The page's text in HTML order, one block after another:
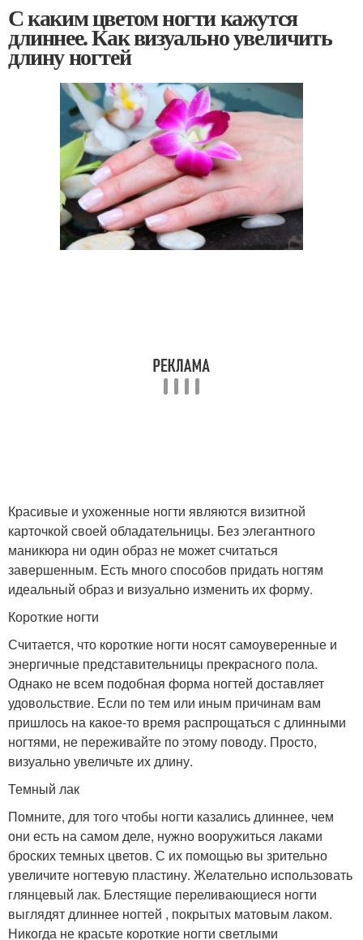
С каким цветом ногти кажутся
длиннее. Как визуально увеличить
длину ногтей
Красивые и ухоженные ногти являются визитной
карточкой своей обладательницы. Без элегантного
маникюра ни один образ не может считаться
завершенным. Есть много способов придать ногтям
идеальный образ и визуально изменить их форму.
Короткие ногти
Считается, что короткие ногти носят самоуверенные и
энергичные представительницы прекрасного пола.
Однако не всем подобная форма ногтей доставляет
удовольствие. Если по тем или иным причинам вам
пришлось на какое-то время распрощаться с длинными
ногтями, не переживайте по этому поводу. Просто,
визуально увеличьте их длину.
Темный лак
Помните, для того чтобы ногти казались длиннее, чем
они есть на самом деле, нужно вооружиться лаками
броских темных цветов. С их помощью вы зрительно
увеличите ногтевую пластину. Желательно использовать
глянцевый лак. Блестящие переливающиеся ногти
выглядят длиннее ногтей , покрытых матовым лаком.
Никогда не красьте короткие ногти светлыми